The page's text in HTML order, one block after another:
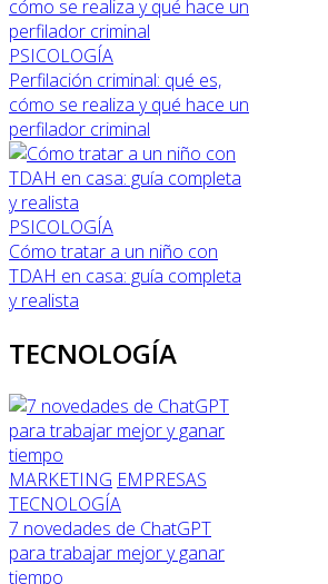
PSICOLOGÍA
Perfilación criminal: qué es,
cómo se realiza y qué hace un
perfilador criminal
PSICOLOGÍA
Cómo tratar a un niño con
TDAH en casa: guía completa
y realista
TECNOLOGÍA
MARKETING EMPRESAS
TECNOLOGÍA
7 novedades de ChatGPT
para trabajar mejor y ganar
tiempo